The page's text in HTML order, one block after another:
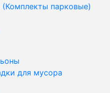
парковые)
для мусора